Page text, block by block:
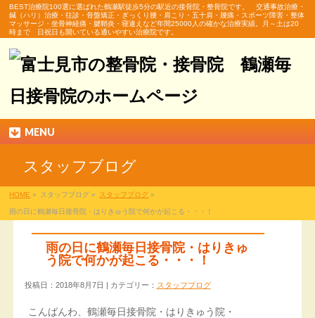
BEST治療院100選に選ばれた鶴瀬駅徒歩5分の駅近の接骨院・整骨院です。 交通事故治療・
鍼（ハリ）治療・往診・骨盤矯正・ぎっくり腰・肩こり・五十肩・腰痛・スポーツ障害・整体
マッサージ・坐骨神経痛・腱鞘炎・寝違えなど年間25000人の確かな治療実績。月～土は20
時まで 日祝日も開いている通いやすい治療院です。
MENU
スタッフブログ
HOME » スタッフブログ » スタッフブログ »
雨の日に鶴瀬毎日接骨院・はりきゅう院で何かが起こる・・・！
雨の日に鶴瀬毎日接骨院・はりきゅ
う院で何かが起こる・・・！
投稿日：2018年8月7日 | カテゴリー： スタッフブログ
こんばんわ、鶴瀬毎日接骨院・はりきゅう院・